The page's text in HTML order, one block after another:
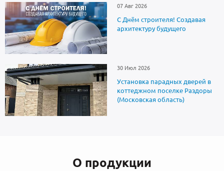
07 Авг 2026
С Днём строителя! Создавая
архитектуру будущего
30 Июл 2026
Установка парадных дверей в
коттеджном поселке Раздоры
(Московская область)
О продукции